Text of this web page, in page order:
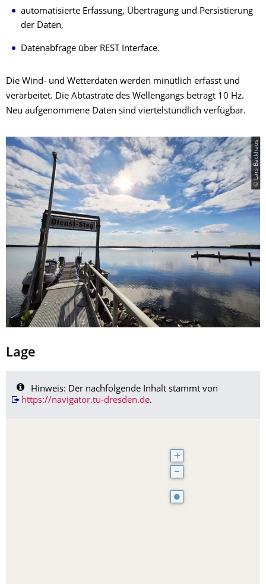
automatisierte Erfassung, Übertragung und Persistierung
der Daten,
Datenabfrage über REST Interface.
Die Wind- und Wetterdaten werden minütlich erfasst und
verarbeitet. Die Abtastrate des Wellengangs beträgt 10 Hz.
Neu aufgenommene Daten sind viertelstündlich verfügbar.
© Lars Backhaus
Lage
Hinweis: Der nachfolgende Inhalt stammt von
https://navigator.tu-dresden.de.